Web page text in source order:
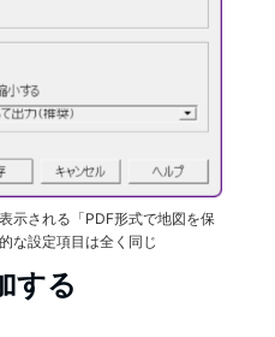
示される「PDF形式で地図を保
な設定項目は全く同じ
する